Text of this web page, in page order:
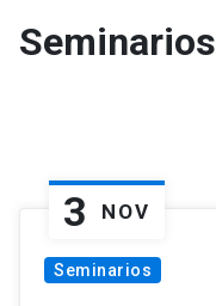
Seminarios
3 NOV
Seminarios